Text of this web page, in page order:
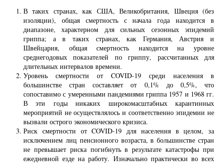
В таких странах, как США, Великобритания, Швеция (без
изоляции), общая смертность с начала года находится в
диапазоне, характерном для сильных сезонных эпидемий
гриппа; а в таких странах, как Германия, Австрия и
Швейцария, общая смертность находится на уровне
среднегодовых показателей по гриппу, рассчитанных для
длительных интервалов времени.
Уровень смертности от COVID-19 среди населения в
большинстве стран составляет от 0,1% до 0,5%, что
сопоставимо с умеренными пандемиями гриппа 1957 и 1968 гг.
В эти годы никаких широкомасштабных карантинных
мероприятий не осуществлялось и соответственно эпидемии не
вызвали острого экономического кризиса.
Риск смертности от COVID-19 для населения в целом, за
исключением лиц пенсионного возраста, в большинстве стран
не превышает риска погибнуть в результате катастрофы при
ежедневной езде на работу. Изначально практически во всех